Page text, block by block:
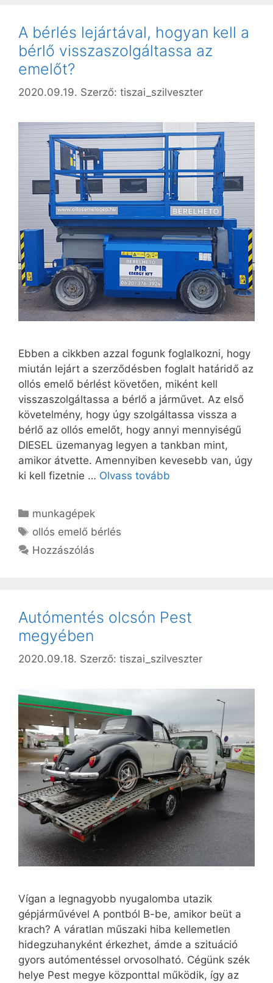
A bérlés lejártával, hogyan kell a
bérlő visszaszolgáltassa az
emelőt?
2020.09.19. Szerző: tiszai_szilveszter
Ebben a cikkben azzal fogunk foglalkozni, hogy
miután lejárt a szerződésben foglalt határidő az
ollós emelő bérlést követően, miként kell
visszaszolgáltassa a bérlő a járművet. Az első
követelmény, hogy úgy szolgáltassa vissza a
bérlő az ollós emelőt, hogy annyi mennyiségű
DIESEL üzemanyag legyen a tankban mint,
amikor átvette. Amennyiben kevesebb van, úgy
ki kell fizetnie … Olvass tovább
Kategória
munkagépek
Címkék
ollós emelő bérlés
Hozzászólás
Autómentés olcsón Pest
megyében
2020.09.18. Szerző: tiszai_szilveszter
Vígan a legnagyobb nyugalomba utazik
gépjárművével A pontból B-be, amikor beüt a
krach? A váratlan műszaki hiba kellemetlen
hidegzuhanyként érkezhet, ámde a szituáció
gyors autómentéssel orvosolható. Cégünk szék
helye Pest megye központtal működik, így az